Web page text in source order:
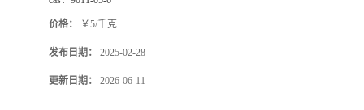
价格： ￥5/千克
发布日期： 2025-02-28
更新日期： 2026-06-11